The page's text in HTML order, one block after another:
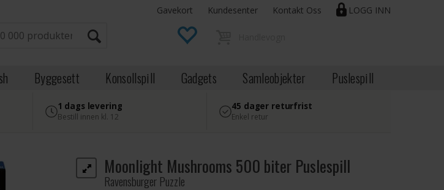
LOGG INN
Gavekort Kundesenter Kontakt Oss
Byggesett Konsollspill Gadgets Samleobjekter Puslespill
1 dags levering
Bestill innen kl. 12
45 dager returfrist
Enkel retur
Moonlight Mushrooms 500 biter Puslespill
Ravensburger Puzzle